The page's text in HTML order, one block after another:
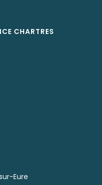
d'Obsèques
CHARTRES
Eure